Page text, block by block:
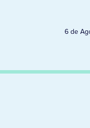
6 de